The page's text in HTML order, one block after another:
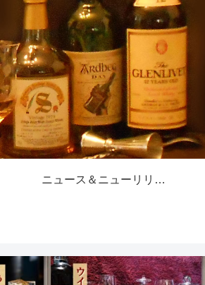
ニュース＆ニューリリース